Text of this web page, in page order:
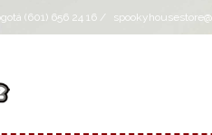
(601) 656 24 16 /